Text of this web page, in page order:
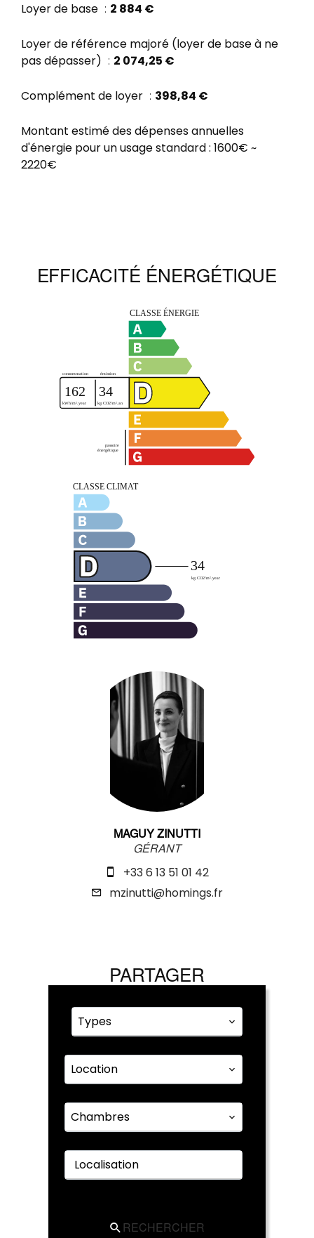
Loyer de base 2 884 €
Loyer de référence majoré (loyer de base à ne
pas dépasser)
2 074,25 €
Complément de loyer 398,84 €
Montant estimé des dépenses annuelles
d'énergie pour un usage standard : 1600€ ~
2220€
EFFICACITÉ ÉNERGÉTIQUE
MAGUY ZINUTTI
GÉRANT
+33 6 13 51 01 42
mzinutti@homings.fr
PARTAGER
Types
Location
Chambres
Localisation
RECHERCHER